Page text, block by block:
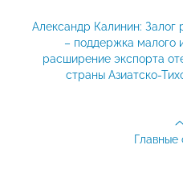
Александр Калинин: Залог
– поддержка малого
расширение экспорта
страны Азиатско-
Главные